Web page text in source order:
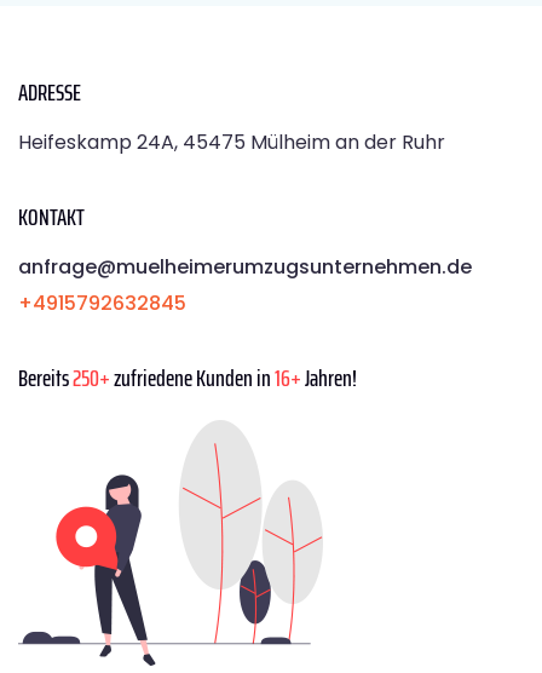
ADRESSE
Heifeskamp 24A, 45475 Mülheim an der Ruhr
KONTAKT
anfrage@muelheimerumzugsunternehmen.de
+4915792632845
Bereits250+zufriedene Kunden in16+Jahren!